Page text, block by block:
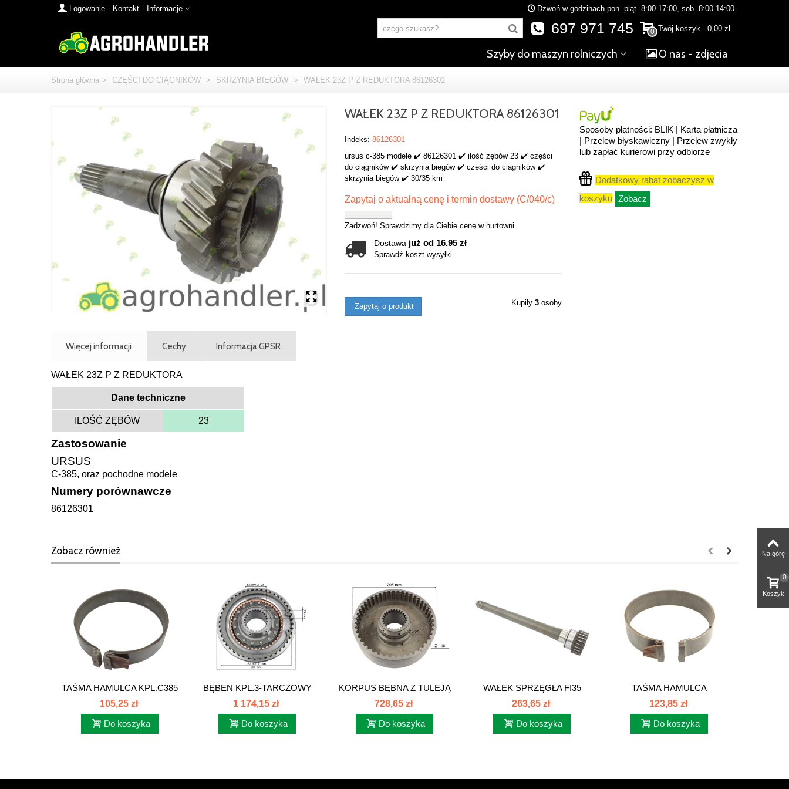
Logowanie Kontakt Informacje Dzwoń w godzinach pon.-piąt. 8:00-17:00, sob. 8:00-14:00
0 Twój koszyk - 0,00 zł
697 971 745
Szyby do maszyn rolniczych O nas - zdjęcia
Strona główna > CZĘŚCI DO CIĄGNIKÓW > SKRZYNIA BIEGÓW > WAŁEK 23Z P Z REDUKTORA 86126301
WAŁEK 23Z P Z REDUKTORA 86126301
Indeks: 86126301
ursus c-385 modele ✔️ 86126301 ✔️ ilość zębów 23 ✔️ części
do ciągników ✔️ skrzynia biegów ✔️ części do ciągników ✔️
skrzynia biegów ✔️ 30/35 km
Zapytaj o aktualną cenę i termin dostawy (C/040/c)
Zadzwoń! Sprawdzimy dla Ciebie cenę w hurtowni.
Dostawa już od 16,95 zł
Sprawdź koszt wysyłki
Kupiły 3osoby
Zapytaj o produkt
Sposoby płatności: BLIK | Karta płatnicza
| Przelew błyskawiczny | Przelew zwykły
lub zapłać kurierowi przy odbiorze
Dodatkowy rabat zobaczysz w
koszyku Zobacz
Więcej informacji Cechy Informacja GPSR
WAŁEK 23Z P Z REDUKTORA
Dane techniczne
ILOŚĆ ZĘBÓW 23
Zastosowanie
URSUS
C-385, oraz pochodne modele
Numery porównawcze
86126301
Zobacz również
TAŚMA HAMULCA KPL.C385
86126190
105,25 zł
Do koszyka
BĘBEN KPL.3-TARCZOWY
C-385 86126179
1 174,15 zł
Do koszyka
KORPUS BĘBNA Z TULEJĄ
NKPL....
728,65 zł
Do koszyka
WAŁEK SPRZĘGŁA FI35
C385 86126086
263,65 zł
Do koszyka
TAŚMA HAMULCA
WZMACNIACZA...
123,85 zł
Do koszyka
Na górę
Koszyk
0